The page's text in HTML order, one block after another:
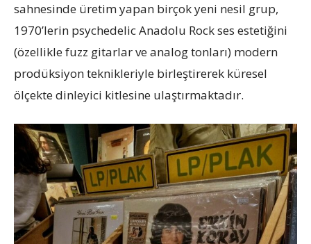
sahnesinde üretim yapan birçok yeni nesil grup,
1970’lerin psychedelic Anadolu Rock ses estetiğini
(özellikle fuzz gitarlar ve analog tonları) modern
prodüksiyon teknikleriyle birleştirerek küresel
ölçekte dinleyici kitlesine ulaştırmaktadır.